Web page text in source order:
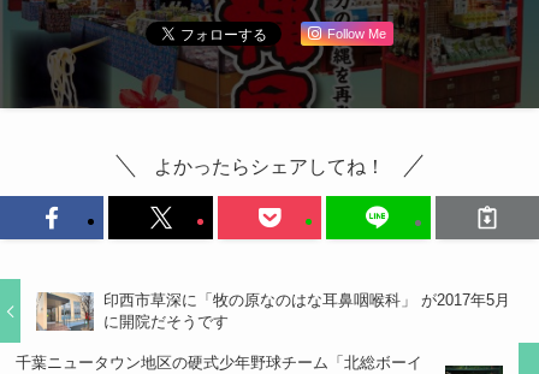
Follow Me
よかったらシェアしてね！
印西市草深に「牧の原なのはな耳鼻咽喉科」 が2017年5月
に開院だそうです
千葉ニュータウン地区の硬式少年野球チーム「北総ボーイ